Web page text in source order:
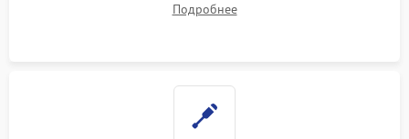
Подробнее